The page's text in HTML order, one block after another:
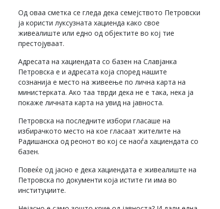
Од оваа сметка се гледа дека семејството Петровски
ја користи луксузната хациенда како свое
живеалиште или едно од објектите во кој тие
престојуваат.
Адресата на хациендата со базен на Славјанка
Петровска е и адресата која според нашите
сознанија е место на живеење по лична карта на
министерката. Ако таа тврди дека не е така, нека ја
покаже личната карта на увид на јавноста.
Петровска на последните избори гласаше на
избирачкото место на кое гласаат жителите на
Радишанска од реонот во кој се наоѓа хациендата со
базен.
Повеќе од јасно е дека хациендата е живеалиште на
Петровска по документи која истите ги има во
институциите.